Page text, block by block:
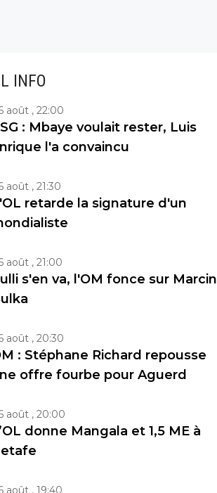
INFO
août , 22:00
: Mbaye voulait rester, Luis
l'a convaincu
août , 21:30
retarde la signature d'un
août , 21:00
s'en va, l'OM fonce sur Marcin
août , 20:30
: Stéphane Richard repousse
offre fourbe pour Aguerd
août , 20:00
donne Mangala et 1,5 ME à
août , 19:40